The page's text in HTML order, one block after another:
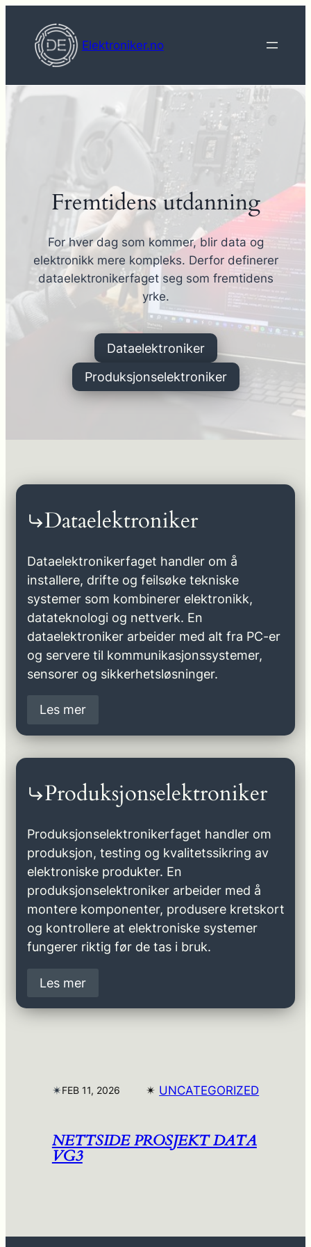
innhold
Elektroniker.no
Fremtidens utdanning
For hver dag som kommer, blir data og
elektronikk mere kompleks. Derfor definerer
dataelektronikerfaget seg som fremtidens
yrke.
Dataelektroniker
Produksjonselektroniker
Dataelektroniker
Dataelektronikerfaget handler om å
installere, drifte og feilsøke tekniske
systemer som kombinerer elektronikk,
datateknologi og nettverk. En
dataelektroniker arbeider med alt fra PC-er
og servere til kommunikasjonssystemer,
sensorer og sikkerhetsløsninger.
Les mer
Produksjonselektroniker
Produksjonselektronikerfaget handler om
produksjon, testing og kvalitetssikring av
elektroniske produkter. En
produksjonselektroniker arbeider med å
montere komponenter, produsere kretskort
og kontrollere at elektroniske systemer
fungerer riktig før de tas i bruk.
Les mer
✴︎FEB 11, 2026 ✴︎ UNCATEGORIZED
NETTSIDE PROSJEKT DATA
VG3